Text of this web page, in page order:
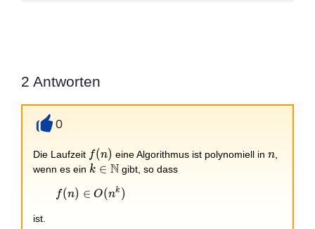
2 Antworten
0
Die Laufzeit f(n)
f(n) eine Algorithmus ist polynomiell in n
n,
wenn es ein k\in
\mathbb{N}
k ∈ N gibt, so dass
f(n)\in
f(n) ∈ O(nk )
ist.